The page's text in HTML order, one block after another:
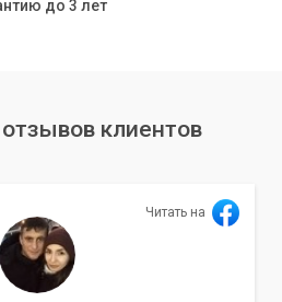
до 3 лет
клиентов
Читать на